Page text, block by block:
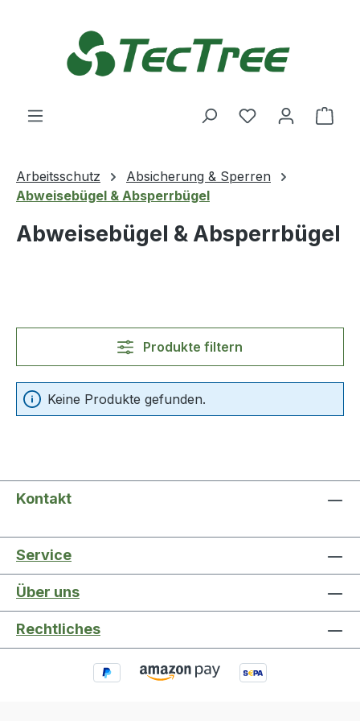
Du hast 0
Arbeitsschutz
Absicherung & Sperren
Abweisebügel & Absperrbügel
Abweisebügel & Absperrbügel
Produkte filtern
Keine Produkte gefunden.
Kontakt
Service
Über uns
Rechtliches